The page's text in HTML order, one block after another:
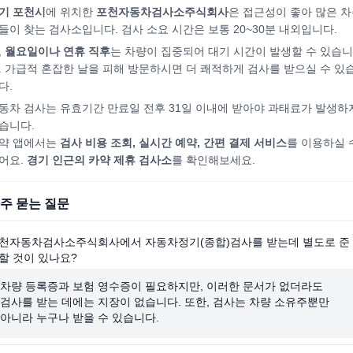
포천시 에 위치한 포천자동차검사소주식회사은 접근성이 좋아 많은 차
이 찾는 검사소입니다. 검사 소요 시간은 보통 20~30분 내외입니다.
월요일이나 연휴 직후는 차량이 집중되어 대기 시간이 발생할 수 있습니
가급적 혼잡한 날을 피해 방문하시면 더 쾌적하게 검사를 받으실 수 있
.
차 검사는 유효기간 만료일 전후 31일 이내에 받아야 과태료가 발생하
니다.
앱에서는 검사 비용 조회, 실시간 예약, 간편 결제 서비스를 이용하실
요. 경기 인근의 카약 제휴 검사소를 확인해보세요.
묻는 질문
자동차검사소주식회사에서 자동차정기(종합)검사를 받는데 별도로 준
것이 있나요?
차량 등록증과 보험 영수증이 필요하지만, 이러한 문서가 없더라도
검사를 받는 데에는 지장이 없습니다. 또한, 검사는 차량 소유주뿐만
아니라 누구나 받을 수 있습니다.